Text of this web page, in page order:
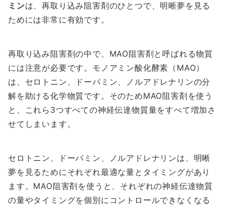
ミンは、再取り込み阻害剤のひとつで、明晰夢を見る
ためには非常に有効です。
再取り込み阻害剤の中で、MAO阻害剤と呼ばれる物質
には注意が必要です。モノアミン酸化酵素（MAO）
は、セロトニン、ドーパミン、ノルアドレナリンの分
解を助ける化学物質です。そのためMAO阻害剤を使う
と、これら3つすべての神経伝達物質量をすべて増加さ
せてしまいます。
セロトニン、ドーパミン、ノルアドレナリンは、明晰
夢を見るためにそれぞれ最適な量とタイミングがあり
ます。MAO阻害剤を使うと、それぞれの神経伝達物質
の量やタイミングを個別にコントロールできなくなる